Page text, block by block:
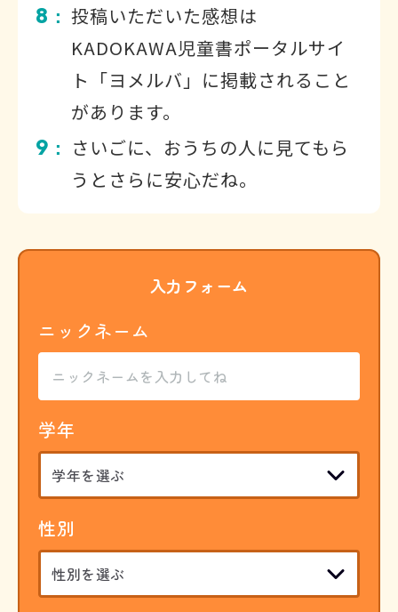
8 ： 投稿いただいた感想は
KADOKAWA児童書ポータルサイ
ト「ヨメルバ」に掲載されること
があります。
9 ：
さいごに、おうちの人に見てもら
うとさらに安心だね。
入力フォーム
ニックネーム
学年
性別